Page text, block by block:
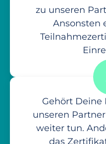
zu unseren
Ansonsten
Gehört Deine
unseren
weiter tun.
das